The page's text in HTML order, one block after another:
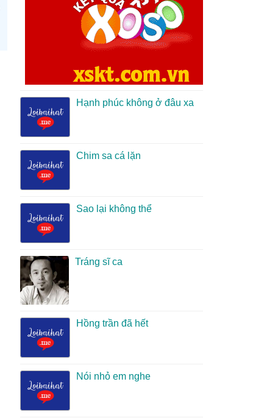
Hạnh phúc không ở đâu xa
Chim sa cá lặn
Sao lại không thể
Tráng sĩ ca
Hồng trần đã hết
Nói nhỏ em nghe